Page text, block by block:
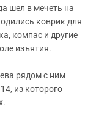
шел в мечеть на
коврик для
компас и другие
изъятия.
рядом с ним
из которого